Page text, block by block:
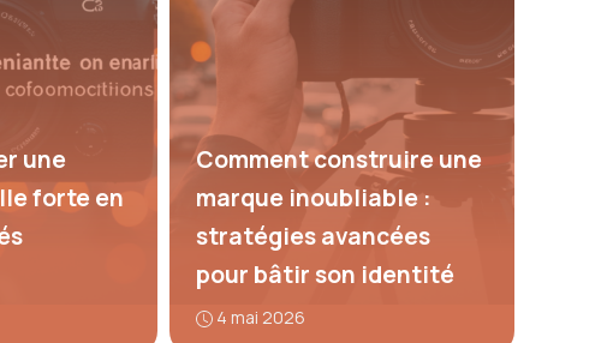
une
forte en
Comment construire une
marque inoubliable :
stratégies avancées
pour bâtir son identité
4 mai 2026